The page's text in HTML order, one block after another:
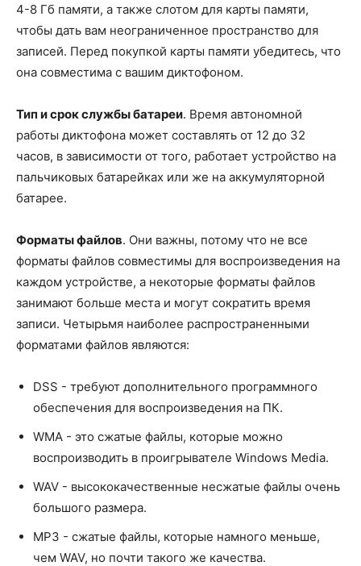
4-8 Гб памяти, а также слотом для карты памяти,
чтобы дать вам неограниченное пространство для
записей. Перед покупкой карты памяти убедитесь, что
она совместима с вашим диктофоном.
Тип и срок службы батареи. Время автономной
работы диктофона может составлять от 12 до 32
часов, в зависимости от того, работает устройство на
пальчиковых батарейках или же на аккумуляторной
батарее.
Форматы файлов. Они важны, потому что не все
форматы файлов совместимы для воспроизведения на
каждом устройстве, а некоторые форматы файлов
занимают больше места и могут сократить время
записи. Четырьмя наиболее распространенными
форматами файлов являются:
DSS - требуют дополнительного программного
обеспечения для воспроизведения на ПК.
WMA - это сжатые файлы, которые можно
воспроизводить в проигрывателе Windows Media.
WAV - высококачественные несжатые файлы очень
большого размера.
MP3 - сжатые файлы, которые намного меньше,
чем WAV, но почти такого же качества.